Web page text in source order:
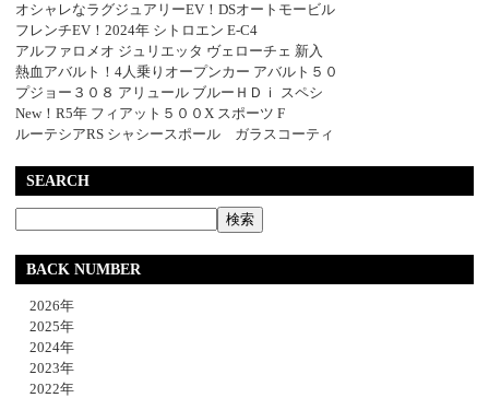
オシャレなラグジュアリーEV！DSオートモービル
フレンチEV！2024年 シトロエン E-C4
アルファロメオ ジュリエッタ ヴェローチェ 新入
熱血アバルト！4人乗りオープンカー アバルト５０
プジョー３０８ アリュール ブルーＨＤｉ スペシ
New！R5年 フィアット５００X スポーツ F
ルーテシアRS シャシースポール ガラスコーティ
SEARCH
BACK NUMBER
2026年
2025年
2024年
2023年
2022年